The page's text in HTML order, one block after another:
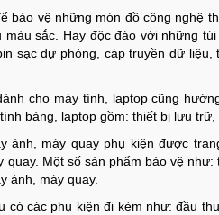
bảo vệ những món đồ công nghệ
sắc. Hay độc đáo với những
sạc dự phòng, cáp truyền dữ
cho máy tính, laptop cũng
bảng, laptop gồm: thiết bị lưu
ảnh, máy quay phụ kiện được
Một số sản phẩm bảo vệ
ảnh, máy quay.
có các phụ kiện đi kèm như: đầu